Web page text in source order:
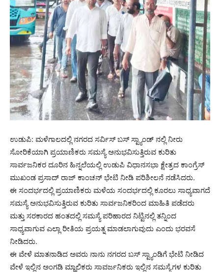
ಉಡುಪಿ: ಮಳೆಗಾಲದಲ್ಲಿ ನಗರದ ಸರ್ವಿಸ್ ಬಸ್ ಸ್ಟ್ಯಾಂಡ್ ನಲ್ಲಿ ನೀರು
ಸೋರಿಕೆಯಾಗಿ ಪ್ರಯಾಣಿಕರು ಸಮಸ್ಯೆ ಅನುಭವಿಸುತ್ತಿರುವ ಕುರಿತು
ಸಾರ್ವಜನಿಕರ ದೂರಿನ ಹಿನ್ನಲೆಯಲ್ಲಿ ಉಡುಪಿ ವಿಧಾನಸಭಾ ಕ್ಷೇತ್ರದ ಕಾಂಗ್ರೆಸ್
ಮುಖಂಡ ಪ್ರಸಾದ್ ರಾಜ್ ಕಾಂಚನ್ ಭೇಟಿ ನೀಡಿ ಪರಿಶೀಲನೆ ನಡೆಸಿದರು.
ಈ ಸಂದರ್ಭದಲ್ಲಿ ಪ್ರಯಾಣಿಕರು ಮಳೆಯ ಸಂದರ್ಭದಲ್ಲಿ ಕೂರಲು ಸಾಧ್ಯವಾಗದೆ
ಸಮಸ್ಯೆ ಅನುಭವಿಸುತ್ತಿರುವ ಕುರಿತು ಸಾರ್ವಜನಿಕರಿಂದ ಮಾಹಿತಿ ಪಡೆದರು
ಮತ್ತು ಸರಕಾರದ ಹಂತದಲ್ಲಿ ಸಮಸ್ಯೆ ಪರಿಹಾರದ ನಿಟ್ಟಿನಲ್ಲಿ ತನ್ನಿಂದ
ಸಾಧ್ಯವಾಗುವ ಎಲ್ಲಾ ರೀತಿಯ ಪ್ರಯತ್ನ ಮಾಡಲಾಗುವುದು ಎಂದು ಭರವಸೆ
ನೀಡಿದರು.
ಈ ವೇಳೆ ಮಾತನಾಡಿದ ಅವರು ನಾನು ನಗರದ ಬಸ್ ಸ್ಟ್ಯಾಂಡಿಗೆ ಭೇಟಿ ನೀಡಿದ
ವೇಳೆ ಇಲ್ಲಿನ ಅಂಗಡಿ ಮ್ಹಾಲಿಕರು ಸಾವರ್ಜನಿಕರು ಇಲ್ಲಿನ ಸಮಸ್ಯೆಗಳ ಕುರಿತು